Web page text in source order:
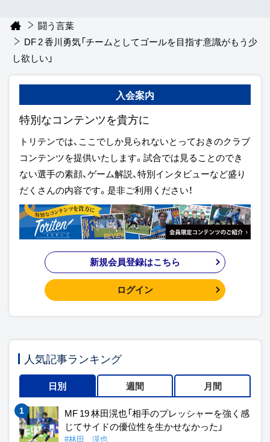
闘う言葉
DF 2 香川勇気「チームとしてゴールを目指す意識がもう少
し欲しい」
入会案内
特別なコンテンツを貴方に
トリテンでは、ここでしか見られないとっておきのクラブ
コンテンツを提供いたします。試合では見ることのでき
ない選手の素顔、ゲーム解説、特別インタビューなど盛り
だくさんの内容です。是非ご利用ください！
新規会員登録はこちら
ログイン
人気記事ランキング
日別 週間 月間
MF 19 林田滉也「相手のプレッシャーを強く感
じてサイドの優位性を生かせなかった」
#林田 滉也